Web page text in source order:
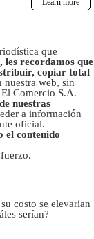
que
les recordamos que
copiar total
nuestra web, sin
Comercio S.A.
nuestras
a información
oficial.
el contenido
costo se elevarían
serían?